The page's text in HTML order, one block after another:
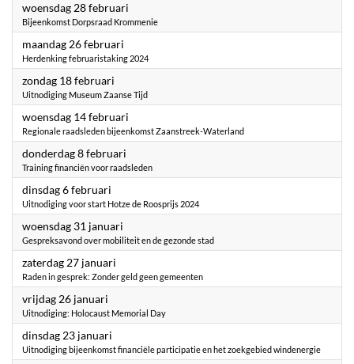
woensdag 28 februari
Bijeenkomst Dorpsraad Krommenie
maandag 26 februari
Herdenking februaristaking 2024
zondag 18 februari
Uitnodiging Museum Zaanse Tijd
woensdag 14 februari
Regionale raadsleden bijeenkomst Zaanstreek-Waterland
donderdag 8 februari
Training financiën voor raadsleden
dinsdag 6 februari
Uitnodiging voor start Hotze de Roosprijs 2024
woensdag 31 januari
Gespreksavond over mobiliteit en de gezonde stad
zaterdag 27 januari
Raden in gesprek: Zonder geld geen gemeenten
vrijdag 26 januari
Uitnodiging: Holocaust Memorial Day
dinsdag 23 januari
Uitnodiging bijeenkomst financiële participatie en het zoekgebied windenergie